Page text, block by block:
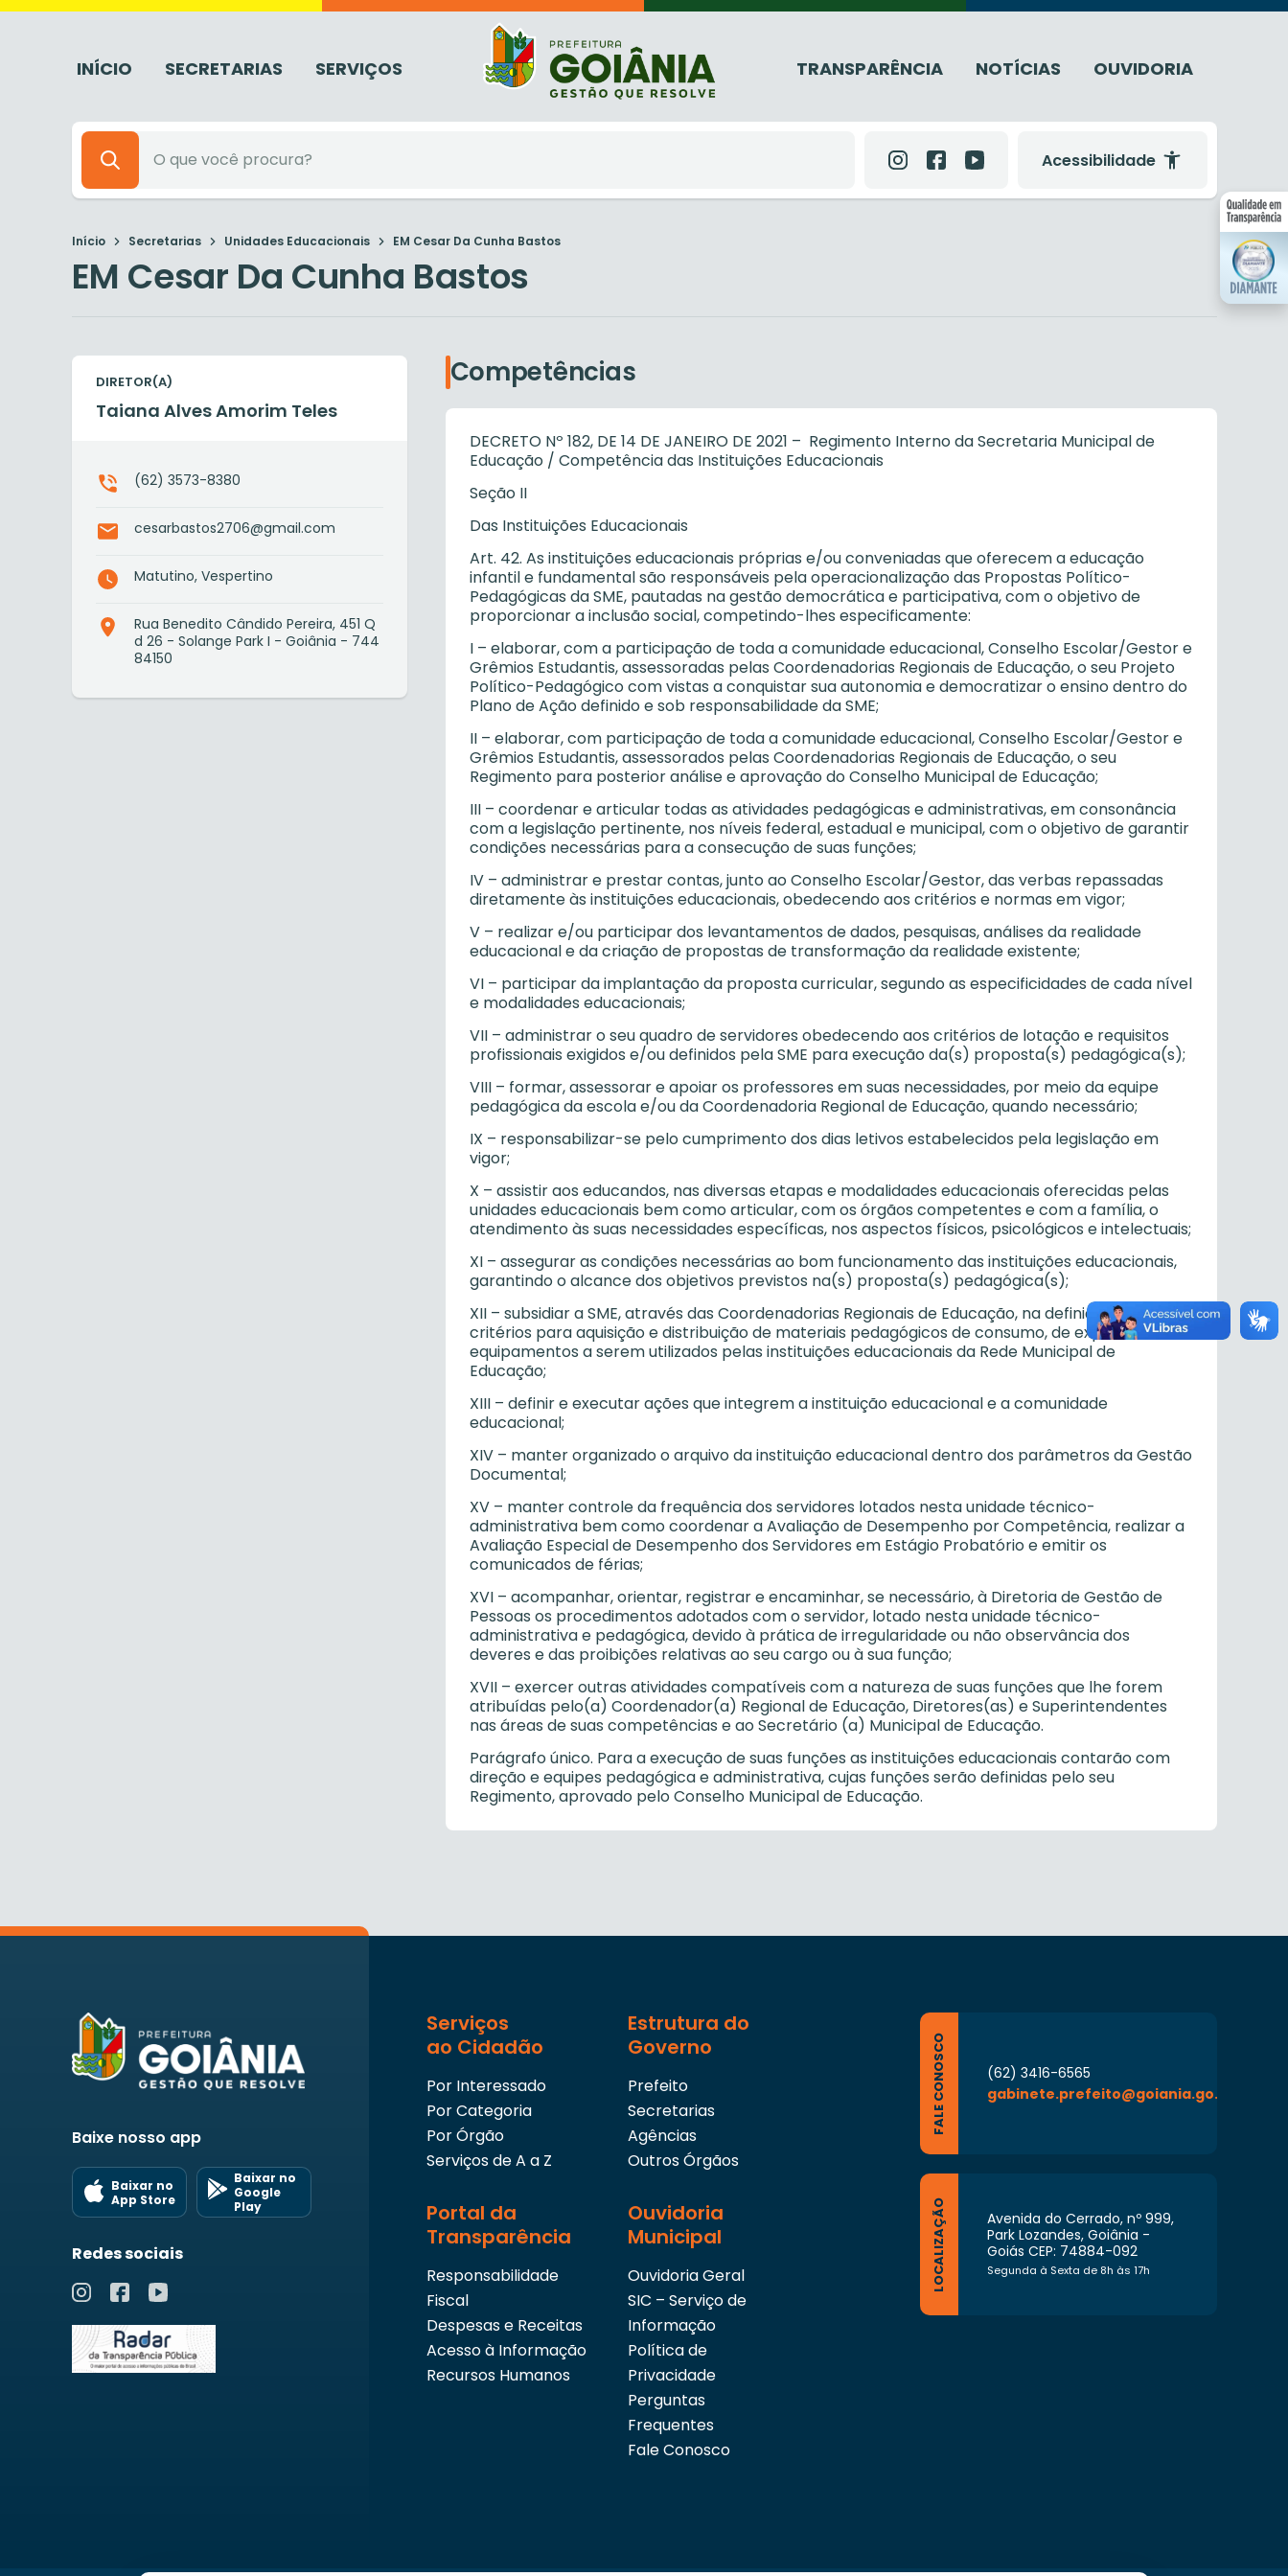
INÍCIO SECRETARIAS SERVIÇOS TRANSPARÊNCIA NOTÍCIAS OUVIDORIA
Acessibilidade
Início Secretarias Unidades Educacionais EM Cesar Da Cunha Bastos
EM Cesar Da Cunha Bastos
DIRETOR(A)
Taiana Alves Amorim Teles
(62) 3573-8380
cesarbastos2706@gmail.com
Matutino, Vespertino
Rua Benedito Cândido Pereira, 451 Q
d 26 - Solange Park I - Goiânia - 744
84150
Competências
DECRETO Nº 182, DE 14 DE JANEIRO DE 2021 – Regimento Interno da Secretaria Municipal de
Educação / Competência das Instituições Educacionais
Seção II
Das Instituições Educacionais
Art. 42. As instituições educacionais próprias e/ou conveniadas que oferecem a educação
infantil e fundamental são responsáveis pela operacionalização das Propostas Político-
Pedagógicas da SME, pautadas na gestão democrática e participativa, com o objetivo de
proporcionar a inclusão social, competindo-lhes especificamente:
I – elaborar, com a participação de toda a comunidade educacional, Conselho Escolar/Gestor e
Grêmios Estudantis, assessoradas pelas Coordenadorias Regionais de Educação, o seu Projeto
Político-Pedagógico com vistas a conquistar sua autonomia e democratizar o ensino dentro do
Plano de Ação definido e sob responsabilidade da SME;
II – elaborar, com participação de toda a comunidade educacional, Conselho Escolar/Gestor e
Grêmios Estudantis, assessorados pelas Coordenadorias Regionais de Educação, o seu
Regimento para posterior análise e aprovação do Conselho Municipal de Educação;
III – coordenar e articular todas as atividades pedagógicas e administrativas, em consonância
com a legislação pertinente, nos níveis federal, estadual e municipal, com o objetivo de garantir
condições necessárias para a consecução de suas funções;
IV – administrar e prestar contas, junto ao Conselho Escolar/Gestor, das verbas repassadas
diretamente às instituições educacionais, obedecendo aos critérios e normas em vigor;
V – realizar e/ou participar dos levantamentos de dados, pesquisas, análises da realidade
educacional e da criação de propostas de transformação da realidade existente;
VI – participar da implantação da proposta curricular, segundo as especificidades de cada nível
e modalidades educacionais;
VII – administrar o seu quadro de servidores obedecendo aos critérios de lotação e requisitos
profissionais exigidos e/ou definidos pela SME para execução da(s) proposta(s) pedagógica(s);
VIII – formar, assessorar e apoiar os professores em suas necessidades, por meio da equipe
pedagógica da escola e/ou da Coordenadoria Regional de Educação, quando necessário;
IX – responsabilizar-se pelo cumprimento dos dias letivos estabelecidos pela legislação em
vigor;
X – assistir aos educandos, nas diversas etapas e modalidades educacionais oferecidas pelas
unidades educacionais bem como articular, com os órgãos competentes e com a família, o
atendimento às suas necessidades específicas, nos aspectos físicos, psicológicos e intelectuais;
XI – assegurar as condições necessárias ao bom funcionamento das instituições educacionais,
garantindo o alcance dos objetivos previstos na(s) proposta(s) pedagógica(s);
XII – subsidiar a SME, através das Coordenadorias Regionais de Educação, na definição de
critérios para aquisição e distribuição de materiais pedagógicos de consumo, de expediente e
equipamentos a serem utilizados pelas instituições educacionais da Rede Municipal de
Educação;
XIII – definir e executar ações que integrem a instituição educacional e a comunidade
educacional;
XIV – manter organizado o arquivo da instituição educacional dentro dos parâmetros da Gestão
Documental;
XV – manter controle da frequência dos servidores lotados nesta unidade técnico-
administrativa bem como coordenar a Avaliação de Desempenho por Competência, realizar a
Avaliação Especial de Desempenho dos Servidores em Estágio Probatório e emitir os
comunicados de férias;
XVI – acompanhar, orientar, registrar e encaminhar, se necessário, à Diretoria de Gestão de
Pessoas os procedimentos adotados com o servidor, lotado nesta unidade técnico-
administrativa e pedagógica, devido à prática de irregularidade ou não observância dos
deveres e das proibições relativas ao seu cargo ou à sua função;
XVII – exercer outras atividades compatíveis com a natureza de suas funções que lhe forem
atribuídas pelo(a) Coordenador(a) Regional de Educação, Diretores(as) e Superintendentes
nas áreas de suas competências e ao Secretário (a) Municipal de Educação.
Parágrafo único. Para a execução de suas funções as instituições educacionais contarão com
direção e equipes pedagógica e administrativa, cujas funções serão definidas pelo seu
Regimento, aprovado pelo Conselho Municipal de Educação.
Baixe nosso app
Baixar no
App Store
Baixar no
Google
Play
Redes sociais
Serviços
ao Cidadão
Por Interessado
Por Categoria
Por Órgão
Serviços de A a Z
Estrutura do
Governo
Prefeito
Secretarias
Agências
Outros Órgãos
Portal da
Transparência
Responsabilidade
Fiscal
Despesas e Receitas
Acesso à Informação
Recursos Humanos
Ouvidoria
Municipal
Ouvidoria Geral
SIC – Serviço de
Informação
Política de
Privacidade
Perguntas
Frequentes
Fale Conosco
FALE CONOSCO
(62) 3416-6565
gabinete.prefeito@goiania.go.gov.br
LOCALIZAÇÃO
Avenida do Cerrado, nº 999,
Park Lozandes, Goiânia -
Goiás CEP: 74884-092
Segunda à Sexta de 8h às 17h